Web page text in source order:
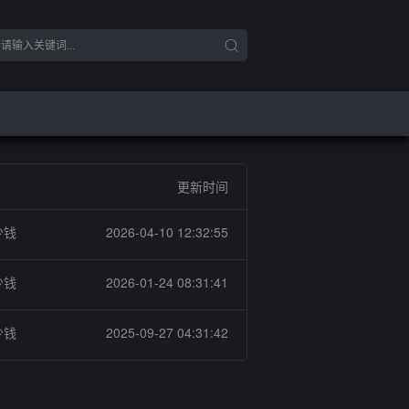
更新时间
2026-04-10 12:32:55
2026-01-24 08:31:41
2025-09-27 04:31:42